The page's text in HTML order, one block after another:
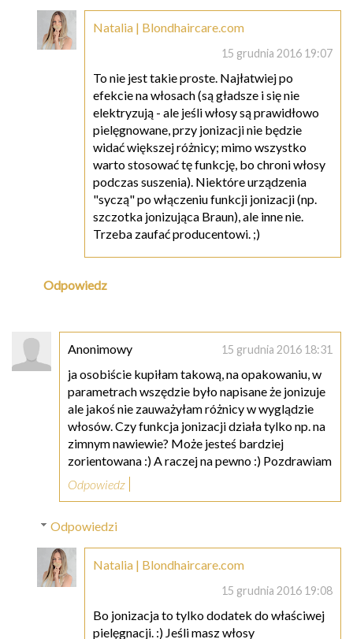
Natalia | Blondhaircare.com
15 grudnia 2016 19:07
To nie jest takie proste. Najłatwiej po
efekcie na włosach (są gładsze i się nie
elektryzują - ale jeśli włosy są prawidłowo
pielęgnowane, przy jonizacji nie będzie
widać większej różnicy; mimo wszystko
warto stosować tę funkcję, bo chroni włosy
podczas suszenia). Niektóre urządzenia
"syczą" po włączeniu funkcji jonizacji (np.
szczotka jonizująca Braun), ale inne nie.
Trzeba zaufać producentowi. ;)
Odpowiedz
Anonimowy 15 grudnia 2016 18:31
ja osobiście kupiłam takową, na opakowaniu, w
parametrach wszędzie było napisane że jonizuje
ale jakoś nie zauważyłam różnicy w wyglądzie
włosów. Czy funkcja jonizacji działa tylko np. na
zimnym nawiewie? Może jesteś bardziej
zorientowana :) A raczej na pewno :) Pozdrawiam
Odpowiedz
Odpowiedzi
Natalia | Blondhaircare.com
15 grudnia 2016 19:08
Bo jonizacja to tylko dodatek do właściwej
pielęgnacji. :) Jeśli masz włosy